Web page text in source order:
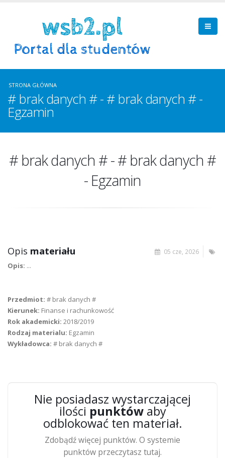
STRONA GŁÓWNA
# brak danych # - # brak danych # -
Egzamin
# brak danych # - # brak danych #
- Egzamin
05 cze, 2026
Opis materiału
Opis: ...
Przedmiot: # brak danych #
Kierunek: Finanse i rachunkowość
Rok akademicki: 2018/2019
Rodzaj materialu: Egzamin
Wykładowca: # brak danych #
Nie posiadasz wystarczającej
ilości punktówaby
odblokować ten materiał.
Zdobądź więcej punktów. O systemie
punktów przeczytasz tutaj.